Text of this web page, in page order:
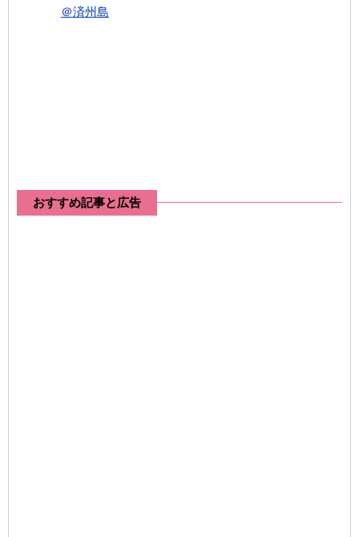
＠済州島
おすすめ記事と広告